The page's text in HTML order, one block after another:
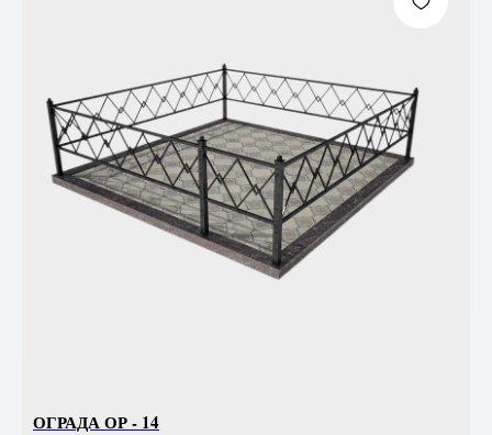
ОГРАДА ОР - 14